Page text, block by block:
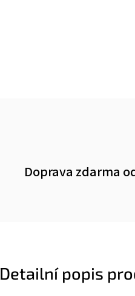
Doprava zdarma
Detailní popis